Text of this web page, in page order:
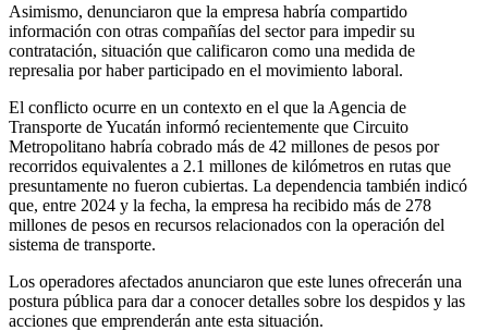
Asimismo, denunciaron que la empresa habría compartido
información con otras compañías del sector para impedir su
contratación, situación que calificaron como una medida de
represalia por haber participado en el movimiento laboral.
El conflicto ocurre en un contexto en el que la Agencia de
Transporte de Yucatán informó recientemente que Circuito
Metropolitano habría cobrado más de 42 millones de pesos por
recorridos equivalentes a 2.1 millones de kilómetros en rutas que
presuntamente no fueron cubiertas. La dependencia también indicó
que, entre 2024 y la fecha, la empresa ha recibido más de 278
millones de pesos en recursos relacionados con la operación del
sistema de transporte.
Los operadores afectados anunciaron que este lunes ofrecerán una
postura pública para dar a conocer detalles sobre los despidos y las
acciones que emprenderán ante esta situación.